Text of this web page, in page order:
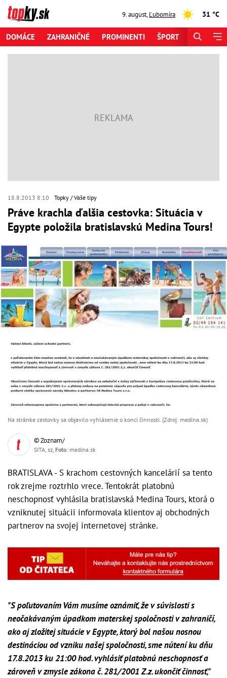
9. august,Ľubomíra 31 °C
DOMÁCE ZAHRANIČNÉ PROMINENTI ŠPORT
18.8.2013 8:10 Topky Vaše tipy
Práve krachla ďalšia cestovka: Situácia v
Egypte položila bratislavskú Medina Tours!
Na stránke cestovky sa objavilo vyhlásenie o konci činnosti. (Zdroj: medina.sk)
© Zoznam/
SITA, sz, Foto: medina.sk
BRATISLAVA - S krachom cestovných kancelárií sa tento
rok zrejme roztrhlo vrece. Tentokrát platobnú
neschopnosť vyhlásila bratislavská Medina Tours, ktorá o
vzniknutej situácii informovala klientov aj obchodných
partnerov na svojej internetovej stránke.
"S poľutovaním Vám musíme oznámiť, že v súvislosti s
neočakávaným úpadkom materskej spoločnosti v zahraničí,
ako aj zložitej situácie v Egypte, ktorý bol našou nosnou
destináciou od vzniku našej spoločnosti, sme nútení ku dňu
17.8.2013 ku 21:00 hod. vyhlásiť platobnú neschopnosť a
zároveň v zmysle zákona č. 281/2001 Z.z. ukončiť činnosť,"